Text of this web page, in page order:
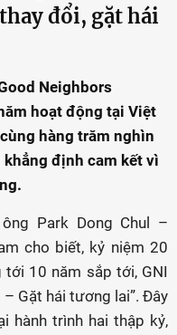
đổi, gặt hái
Neighbors
hoạt động tại Việt
hàng trăm nghìn
định cam kết vì
Park Dong Chul –
cho biết, kỷ niệm 20
tới 10 năm sắp tới, GNI
Gặt hái tương lai”. Đây
hành trình hai thập kỷ,